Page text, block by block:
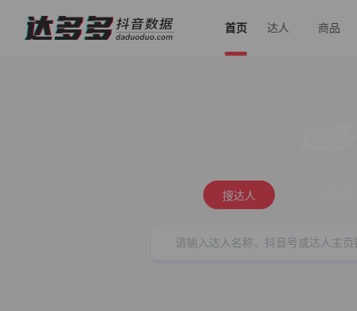
首页 达人 商品
搜达人